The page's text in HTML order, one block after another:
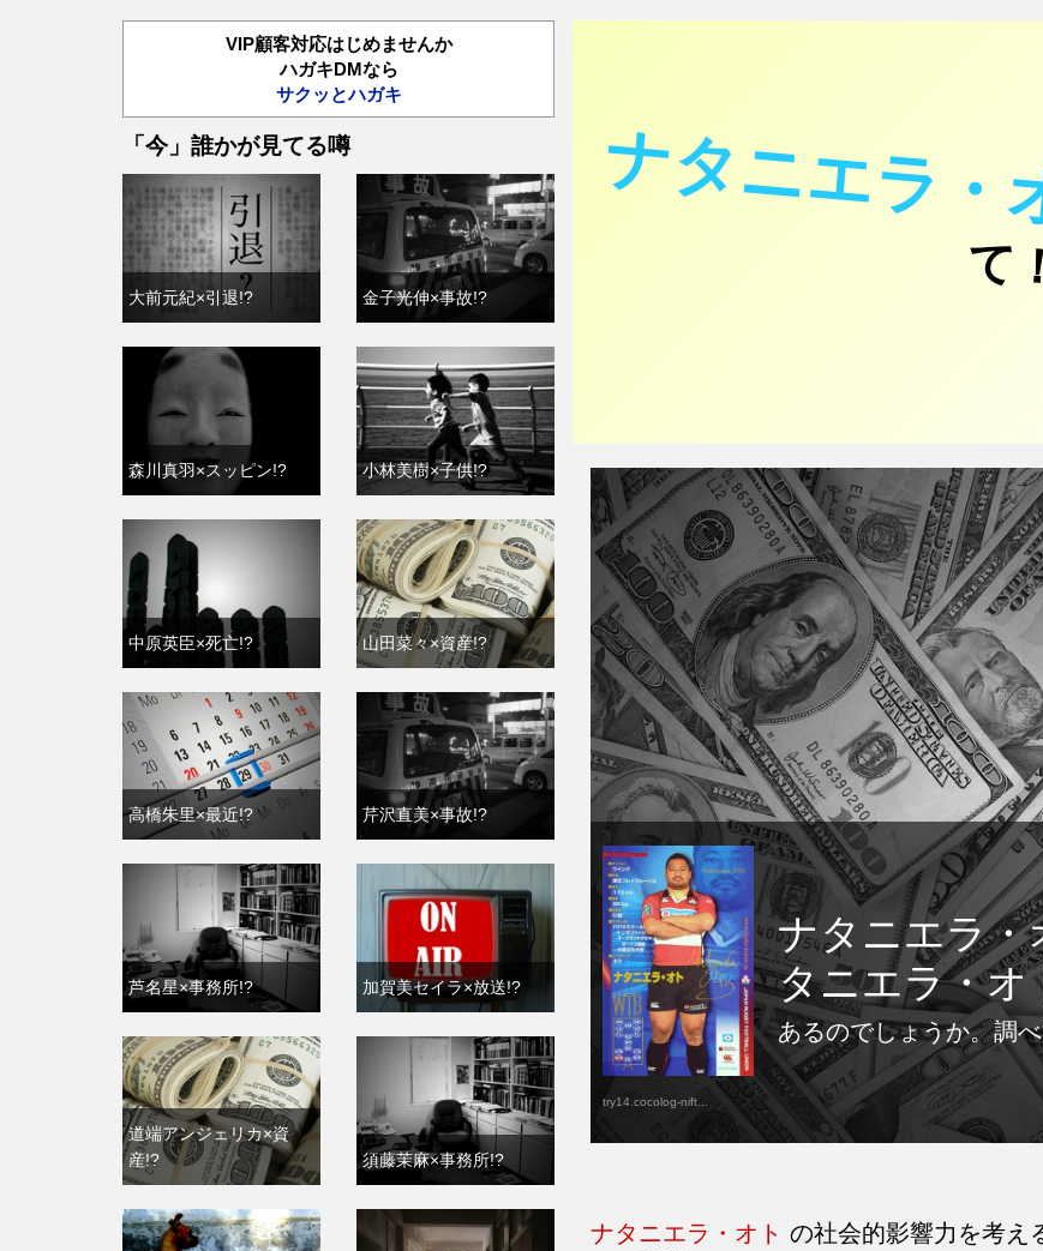
ナタニエラ・
try14.cocolog-nift...
ナタニエラ・
タニエラ・オ
あるのでしょうか。調べ
ナタニエラ・オト の社会的影響力を考え
VIP顧客対応はじめませんか
ハガキDMなら
サクッとハガキ
「今」誰かが見てる噂
大前元紀×引退!? 金子光伸×事故!?
森川真羽×スッピン!? 小林美樹×子供!?
中原英臣×死亡!? 山田菜々×資産!?
高橋朱里×最近!? 芹沢直美×事故!?
芦名星×事務所!? 加賀美セイラ×放送!?
道端アンジェリカ×資
産!?
須藤茉麻×事務所!?